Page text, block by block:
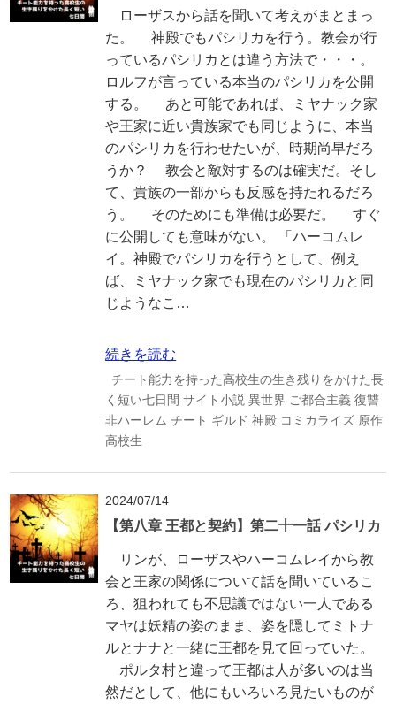
ローザスから話を聞いて考えがまとまっ
た。 神殿でもパシリカを行う。教会が行
っているパシリカとは違う方法で・・・。
ロルフが言っている本当のパシリカを公開
する。 あと可能であれば、ミヤナック家
や王家に近い貴族家でも同じように、本当
のパシリカを行わせたいが、時期尚早だろ
うか？ 教会と敵対するのは確実だ。そし
て、貴族の一部からも反感を持たれるだろ
う。 そのためにも準備は必要だ。 すぐ
に公開しても意味がない。 「ハーコムレ
イ。神殿でパシリカを行うとして、例え
ば、ミヤナック家でも現在のパシリカと同
じようなこ…
続きを読む
チート能力を持った高校生の生き残りをかけた長
く短い七日間 サイト小説 異世界 ご都合主義 復讐
非ハーレム チート ギルド 神殿 コミカライズ 原作
高校生
2024/07/14
【第八章 王都と契約】第二十一話 パシリカ
リンが、ローザスやハーコムレイから教
会と王家の関係について話を聞いているこ
ろ、狙われても不思議ではない一人である
マヤは妖精の姿のまま、姿を隠してミトナ
ルとナナと一緒に王都を見て回っていた。
ポルタ村と違って王都は人が多いのは当
然だとして、他にもいろいろ見たいものが